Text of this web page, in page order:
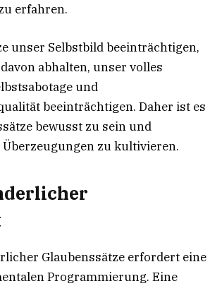
erfahren.
unser Selbstbild beeinträchtigen,
abhalten, unser volles
und
beeinträchtigen. Daher ist es
bewusst zu sein und
zu kultivieren.
Glaubenssätze erfordert eine
Programmierung. Eine